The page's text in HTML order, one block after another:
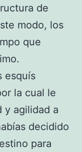
de
modo, los
que
esquís
la cual le
y agilidad a
decidido
para